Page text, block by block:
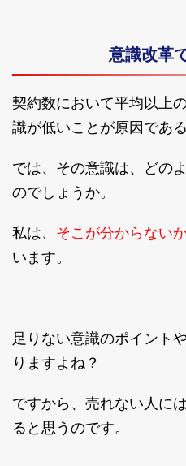
意識改革
契約数において平均以上
識が低いことが原因であ
では、その意識は、どの
のでしょうか。
私は、 そこが分からない
います。
足りない意識のポイント
りますよね？
ですから、売れない人に
ると思うのです。